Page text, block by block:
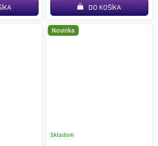
DO KOŠÍKA
Novinka
Skladom